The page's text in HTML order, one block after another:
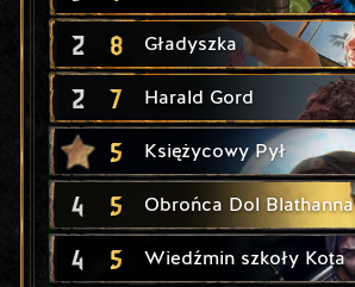
2 8 Gładyszka
2 7 Harald Gord
5 Księżycowy Pył
4 5 Obrońca Dol Blathanna
4 5 Wiedźmin szkoły Kota